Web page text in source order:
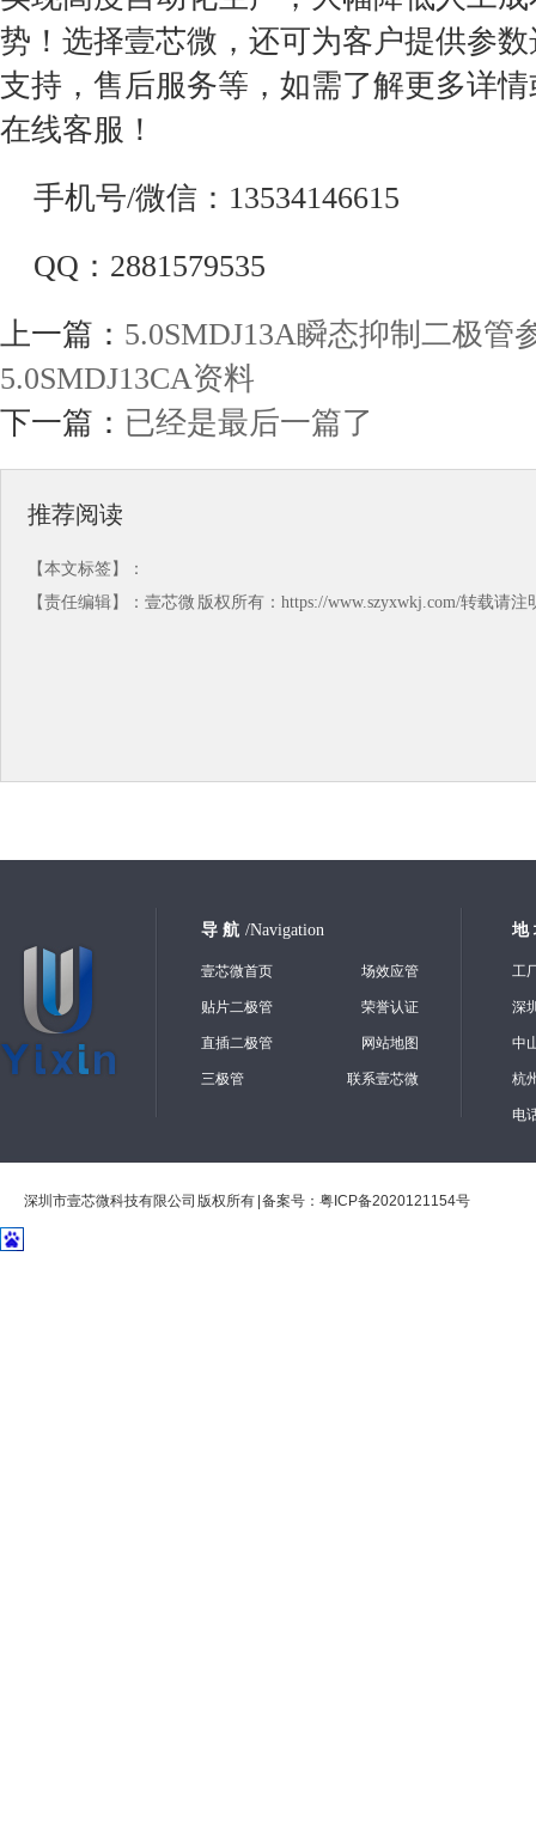
势！选择壹芯微，还可为客户提供参
支持，售后服务等，如需了解更多详
在线客服！
手机号/微信：13534146615
QQ：2881579535
上一篇： 5.0SMDJ13A瞬态抑制二极管
5.0SMDJ13CA资料
下一篇： 已经是最后一篇了
推荐阅读
【本文标签】：
【责任编辑】： 壹芯微 版权所有：https://www.szyxwkj.com/转载请注
导 航 /Navigation
壹芯微首页 场效应管
贴片二极管 荣誉认证
直插二极管 网站地图
三极管 联系壹芯微
地
工
深
中
杭
电
深圳市壹芯微科技有限公司 版权所有 | 备案号：粤ICP备2020121154号